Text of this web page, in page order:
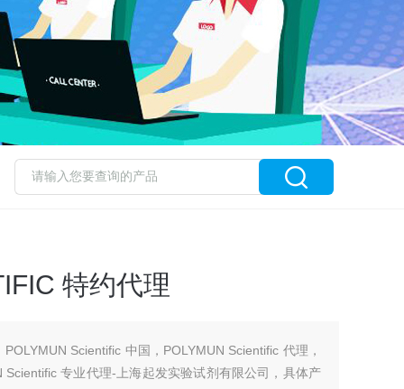
特约代理
Scientific 中国，POLYMUN Scientific 代理，
Scientific 专业代理-上海起发实验试剂有限公司，具体产